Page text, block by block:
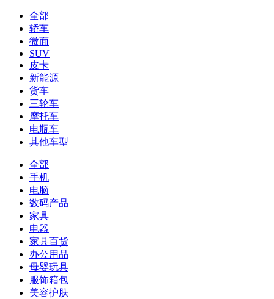
全部
轿车
微面
SUV
皮卡
新能源
货车
三轮车
摩托车
电瓶车
其他车型
全部
手机
电脑
数码产品
家具
电器
家具百货
办公用品
母婴玩具
服饰箱包
美容护肤